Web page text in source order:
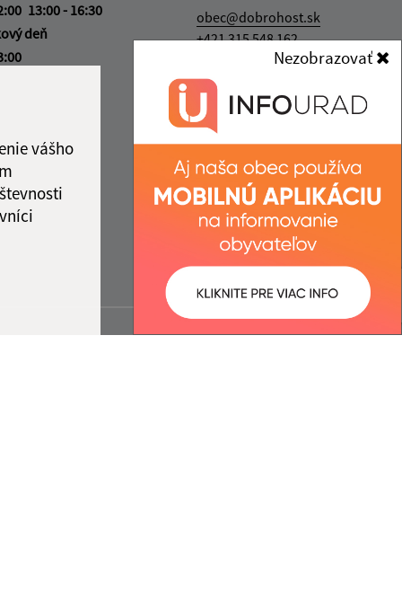
vášho
Nezobrazovať
13:00 - 16:30
deň
obec@dobrohost.sk
+421 315 548 162
IČO: 00305359